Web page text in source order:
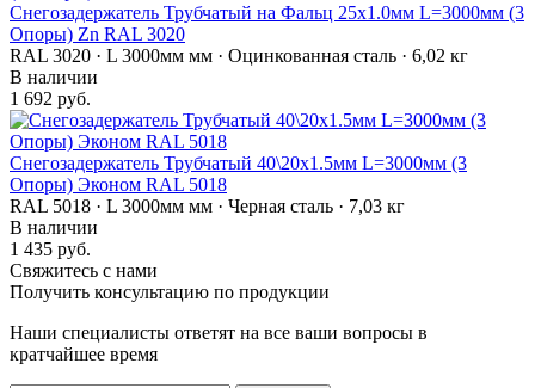
Снегозадержатель Трубчатый на Фальц 25х1.0мм L=3000мм (3
Опоры) Zn RAL 3020
RAL 3020 · L 3000мм мм · Оцинкованная сталь · 6,02 кг
В наличии
1 692 руб.
Снегозадержатель Трубчатый 40\20х1.5мм L=3000мм (3
Опоры) Эконом RAL 5018
RAL 5018 · L 3000мм мм · Черная сталь · 7,03 кг
В наличии
1 435 руб.
Свяжитесь с нами
Получить консультацию по продукции
Наши специалисты ответят на все ваши вопросы в
кратчайшее время